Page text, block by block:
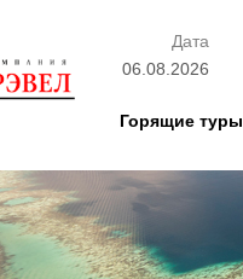
Дата
06.08.2026
Горящие туры